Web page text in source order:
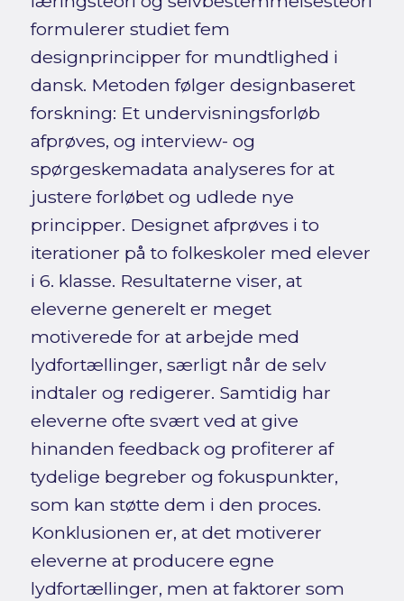
formulerer studiet fem
designprincipper for mundtlighed i
dansk. Metoden følger designbaseret
forskning: Et undervisningsforløb
afprøves, og interview- og
spørgeskemadata analyseres for at
justere forløbet og udlede nye
principper. Designet afprøves i to
iterationer på to folkeskoler med elever
i 6. klasse. Resultaterne viser, at
eleverne generelt er meget
motiverede for at arbejde med
lydfortællinger, særligt når de selv
indtaler og redigerer. Samtidig har
eleverne ofte svært ved at give
hinanden feedback og profiterer af
tydelige begreber og fokuspunkter,
som kan støtte dem i den proces.
Konklusionen er, at det motiverer
eleverne at producere egne
lydfortællinger, men at faktorer som